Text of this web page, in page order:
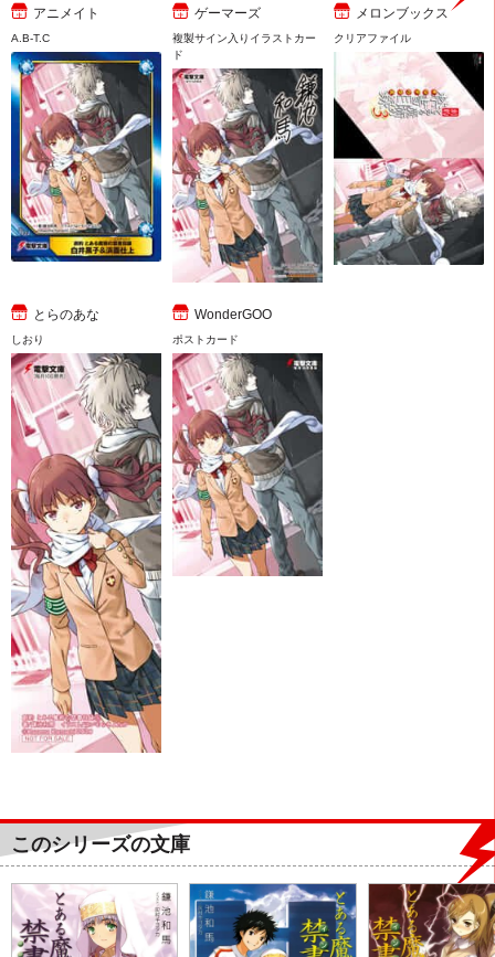
アニメイト
A.B-T.C
ゲーマーズ
複製サイン入りイラストカー
ド
メロンブックス
クリアファイル
とらのあな
しおり
WonderGOO
ポストカード
このシリーズの文庫